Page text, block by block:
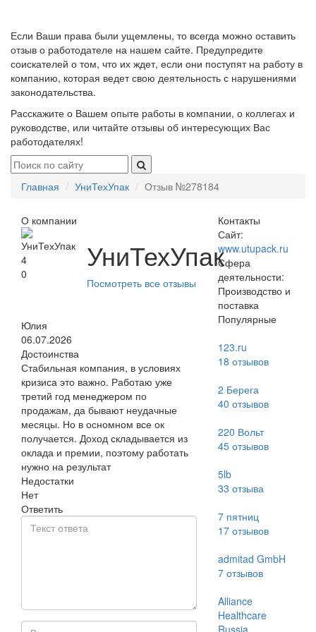
Если Ваши права были ущемлены, то всегда можно оставить
отзыв о работодателе на нашем сайте. Предупредите
соискателей о том, что их ждет, если они поступят на работу в
компанию, которая ведет свою деятельность с нарушениями
законодательства.
Расскажите о Вашем опыте работы в компании, о коллегах и
руководстве, или читайте отзывы об интересующих Вас
работодателях!
Главная УниТехУпак Отзыв №278184
О компании
4
0
УниТехУпак
Посмотреть все отзывы
Юлия
06.07.2026
Достоинства
Стабильная компания, в условиях
кризиса это важно. Работаю уже
третий год менеджером по
продажам, да бывают неудачные
месяцы. Но в осномном все ок
получается. Доход складывается из
оклада и премии, поэтому работать
нужно на результат
Недостатки
Нет
Ответить
Контакты
Сайт:
www.utupack.ru
Сфера
деятельности:
Производство и
поставка
Популярные
123.ru
18 отзывов
2 Берега
40 отзывов
220 Вольт
45отзывов
5lb
33 отзыва
7 пятниц
17отзывов
admitad GmbH
7отзывов
Alliance
Healthcare
Russia